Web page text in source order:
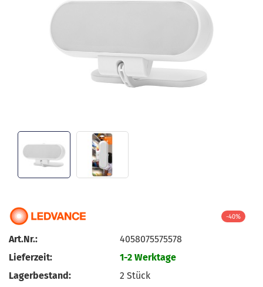
Art.Nr.:
4058075575578
Lieferzeit:
1-2 Werktage
Lagerbestand:
2Stück
-40%